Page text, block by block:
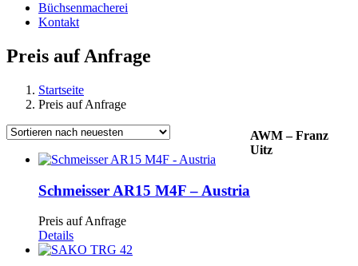
Büchsenmacherei
Kontakt
Preis auf Anfrage
Startseite
Preis auf Anfrage
Schmeisser AR15 M4F – Austria
Preis auf Anfrage
Details
AWM – Franz
Uitz